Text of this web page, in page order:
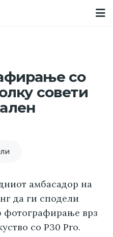
со
совети
амбасадор на
да ги сподели
фотографирање врз
со P30 Pro.